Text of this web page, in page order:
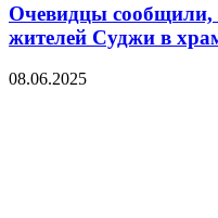
Очевидцы сообщили,
жителей Суджи в
08.06.2025